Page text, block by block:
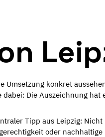
Umsetzung konkret
dabei: Die Auszeichnung
Tipp aus Leipzig:
oder